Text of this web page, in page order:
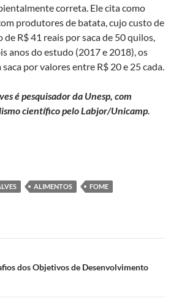
correta. Ele cita como
produtores de batata, cujo custo de
R$ 41 reais por saca de 50 quilos,
anos do estudo (2017 e 2018), os
por valores entre R$ 20 e 25 cada.
é pesquisador da Unesp, com
científico pelo Labjor/Unicamp.
ALIMENTOS
FOME
dos Objetivos de Desenvolvimento